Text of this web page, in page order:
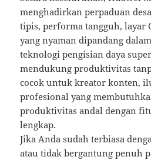
menghadirkan perpaduan
tipis, performa tangguh, layar
yang nyaman dipandang
teknologi pengisian daya
mendukung produktivitas
cocok untuk kreator konten,
profesional yang
produktivitas andal dengan
lengkap.
Jika Anda sudah terbiasa
atau tidak bergantung penuh